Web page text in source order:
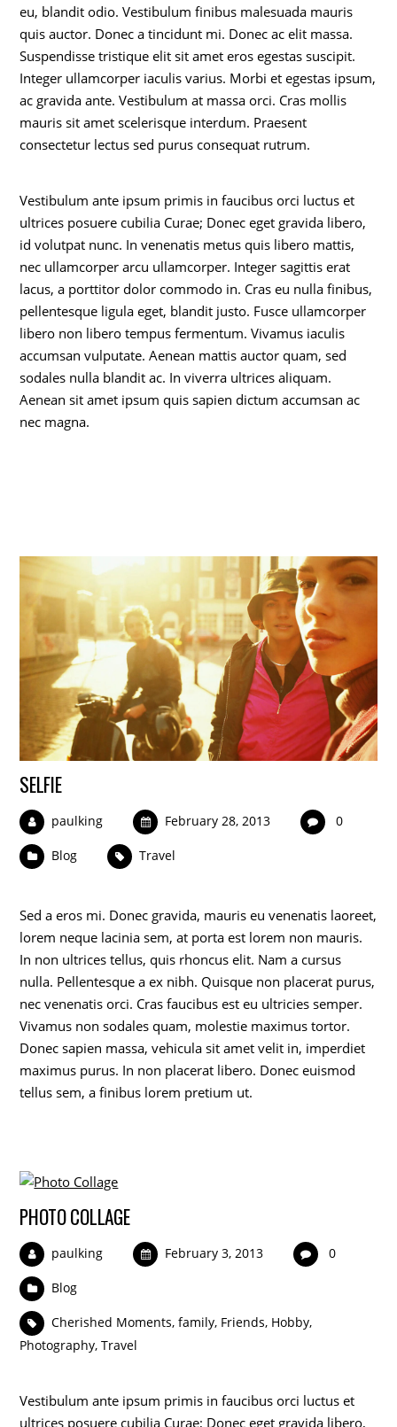
eu, blandit odio. Vestibulum finibus malesuada mauris
quis auctor. Donec a tincidunt mi. Donec ac elit massa.
Suspendisse tristique elit sit amet eros egestas suscipit.
Integer ullamcorper iaculis varius. Morbi et egestas ipsum,
ac gravida ante. Vestibulum at massa orci. Cras mollis
mauris sit amet scelerisque interdum. Praesent
consectetur lectus sed purus consequat rutrum.
Vestibulum ante ipsum primis in faucibus orci luctus et
ultrices posuere cubilia Curae; Donec eget gravida libero,
id volutpat nunc. In venenatis metus quis libero mattis,
nec ullamcorper arcu ullamcorper. Integer sagittis erat
lacus, a porttitor dolor commodo in. Cras eu nulla finibus,
pellentesque ligula eget, blandit justo. Fusce ullamcorper
libero non libero tempus fermentum. Vivamus iaculis
accumsan vulputate. Aenean mattis auctor quam, sed
sodales nulla blandit ac. In viverra ultrices aliquam.
Aenean sit amet ipsum quis sapien dictum accumsan ac
nec magna.
SELFIE
paulking February 28, 2013 0
Blog Travel
Sed a eros mi. Donec gravida, mauris eu venenatis laoreet,
lorem neque lacinia sem, at porta est lorem non mauris.
In non ultrices tellus, quis rhoncus elit. Nam a cursus
nulla. Pellentesque a ex nibh. Quisque non placerat purus,
nec venenatis orci. Cras faucibus est eu ultricies semper.
Vivamus non sodales quam, molestie maximus tortor.
Donec sapien massa, vehicula sit amet velit in, imperdiet
maximus purus. In non placerat libero. Donec euismod
tellus sem, a finibus lorem pretium ut.
PHOTO COLLAGE
paulking February 3, 2013 0
Blog
Cherished Moments,family, Friends, Hobby,
Photography,Travel
Vestibulum ante ipsum primis in faucibus orci luctus et
ultrices posuere cubilia Curae; Donec eget gravida libero,